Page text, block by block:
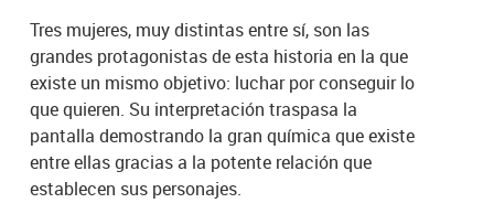
Tres mujeres, muy distintas entre sí, son las
grandes protagonistas de esta historia en la que
existe un mismo objetivo: luchar por conseguir lo
que quieren. Su interpretación traspasa la
pantalla demostrando la gran química que existe
entre ellas gracias a la potente relación que
establecen sus personajes.